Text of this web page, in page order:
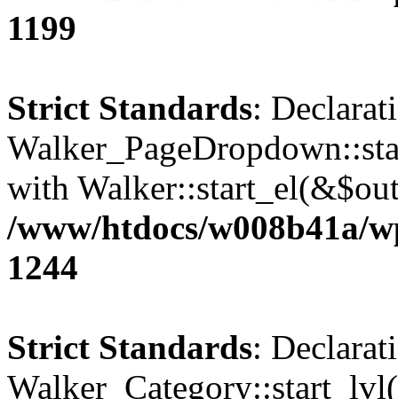
1199
Strict Standards:
with
/www/htdocs/w008b41a/
1244
Strict Standards: